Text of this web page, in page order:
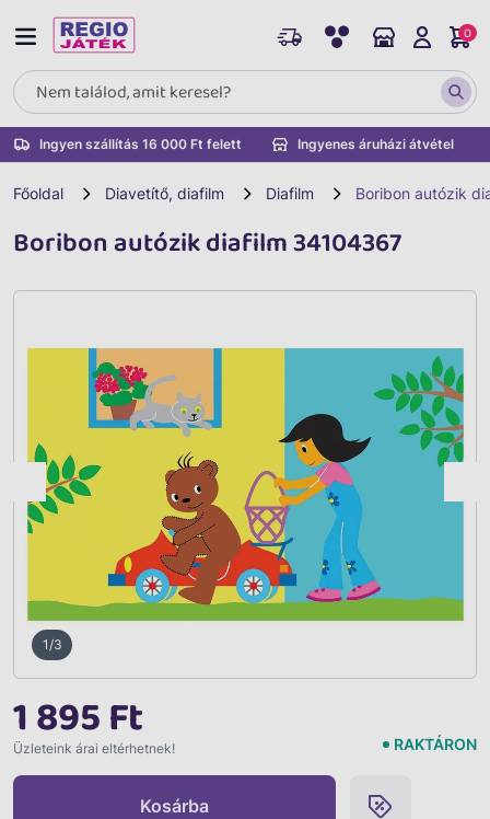
Ingyen szállítás 16 000 Ft felett Ingyenes áruházi átvétel
0
Főoldal Diavetítő, diafilm Diafilm Boribon autózik
Boribon autózik diafilm 34104367
Vissza
1/3
1 895 Ft
Üzleteink árai eltérhetnek! RAKTÁRON
Kosárba